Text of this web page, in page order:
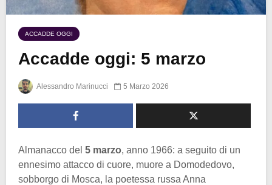
ACCADDE OGGI
Accadde oggi: 5 marzo
Alessandro Marinucci 5 Marzo 2026
Almanacco del 5 marzo, anno 1966: a seguito di un
ennesimo attacco di cuore, muore a Domodedovo,
sobborgo di Mosca, la poetessa russa Anna